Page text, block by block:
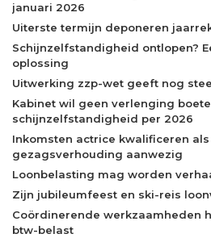
januari 2026
Uiterste termijn deponeren
Schijnzelfstandigheid ontlopen?
oplossing
Uitwerking zzp-wet geeft nog
Kabinet wil geen verlenging
schijnzelfstandigheid per 2026
Inkomsten actrice kwalificeren
gezagsverhouding aanwezig
Loonbelasting mag worden
Zijn jubileumfeest en ski-reis
Coördinerende werkzaamheden
btw-belast